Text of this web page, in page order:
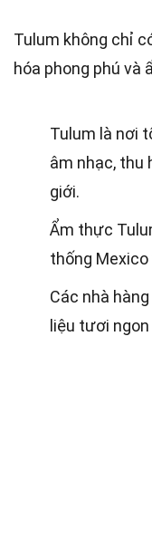
Tulum không chỉ
hóa phong phú và
Tulum là nơi
âm nhạc, thu
giới.
Ẩm thực
thống
Các nhà
liệu tươi